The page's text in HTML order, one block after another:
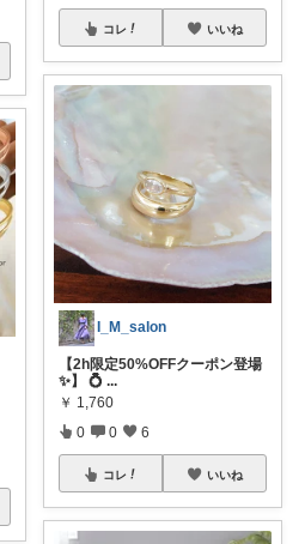
コレ いいね
I_M_salon
【2h限定50%OFFクーポン登場
✨】 💍 ...
￥ 1,760
0 0 6
コレ いいね